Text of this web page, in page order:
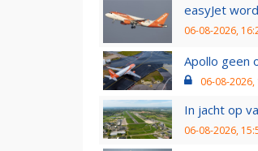
easyJet
06-08-2026,
Apollo geen
06-08-2026,
In jacht op
06-08-2026,